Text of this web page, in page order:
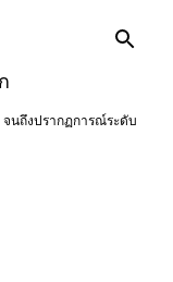
จนถึงปรากฏการณ์ระดับ